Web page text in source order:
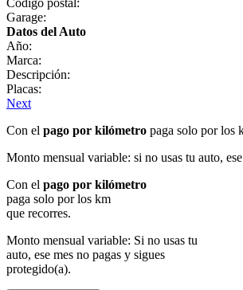
Garage:
Datos del Auto
Año:
Marca:
Descripción:
Placas:
Next
Con el pago por kilómetro paga solo por los
Monto mensual variable: si no usas tu auto,
Con el pago por kilómetro
paga solo por los km
que recorres.
Monto mensual variable: Si no usas tu
auto, ese mes no pagas y sigues
protegido(a).